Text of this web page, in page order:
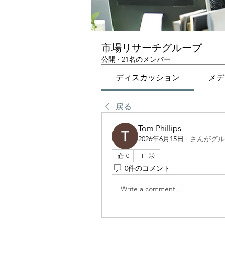
市場リサーチグループ
公開 · 21名のメンバー
ディスカッション メ
戻る
Tom Phillips
2026年6月15日 · さんがグ
0
0件のコメント
Write a comment...